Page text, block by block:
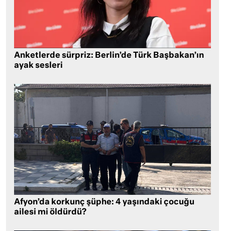
Anketlerde sürpriz: Berlin’de Türk Başbakan’ın
ayak sesleri
Afyon’da korkunç şüphe: 4 yaşındaki çocuğu
ailesi mi öldürdü?